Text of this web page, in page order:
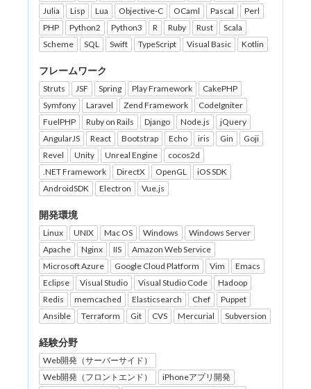
Julia
Lisp Lua Objective-C OCaml Pascal
Perl
PHP
Python2 Python3 R Ruby Rust
Scala
Scheme
SQL Swift TypeScript Visual Basic Kotlin
フレームワーク
Struts JSF Spring Play Framework
CakePHP
Symfony
Laravel Zend Framework
CodeIgniter
FuelPHP
Ruby on Rails Django Node.js
jQuery
AngularJS
React Bootstrap Echo iris Gin
Goji
Revel
Unity Unreal Engine
cocos2d
.NET Framework
DirectX OpenGL
iOS SDK
AndroidSDK
Electron Vue.js
開発環境
Linux UNIX Mac OS Windows
Windows Server
Apache
Nginx IIS
Amazon Web Service
Microsoft Azure
Google Cloud Platform Vim
Emacs
Eclipse
Visual Studio Visual Studio Code
Hadoop
Redis
memcached Elasticsearch Chef
Puppet
Ansible
Terraform Git CVS Mercurial Subversion
経験分野
Web開発（サーバーサイド）
Web開発（フロントエンド）
iPhoneアプリ開発